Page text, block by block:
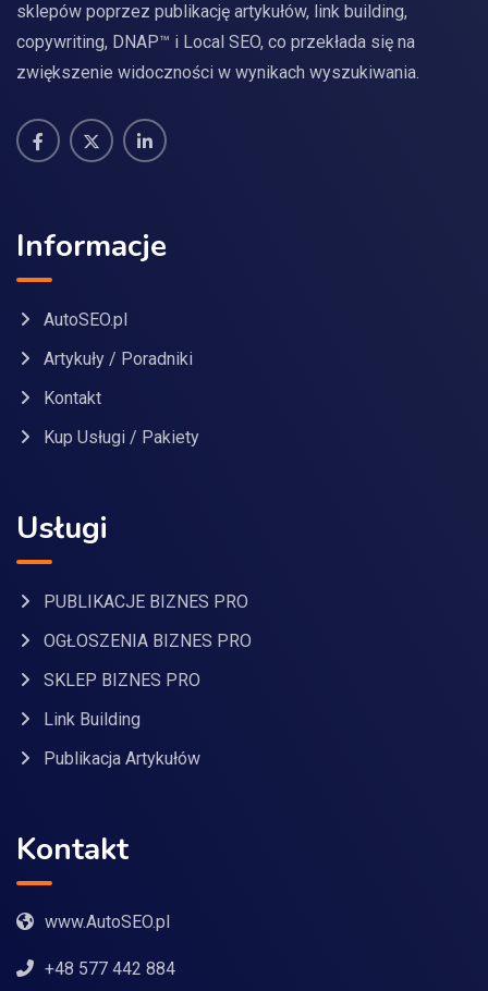
sklepów poprzez publikację artykułów, link building,
copywriting, DNAP™ i Local SEO, co przekłada się na
zwiększenie widoczności w wynikach wyszukiwania.
Informacje
AutoSEO.pl
Artykuły / Poradniki
Kontakt
Kup Usługi / Pakiety
Usługi
PUBLIKACJE BIZNES PRO
OGŁOSZENIA BIZNES PRO
SKLEP BIZNES PRO
Link Building
Publikacja Artykułów
Kontakt
www.AutoSEO.pl
+48 577 442 884